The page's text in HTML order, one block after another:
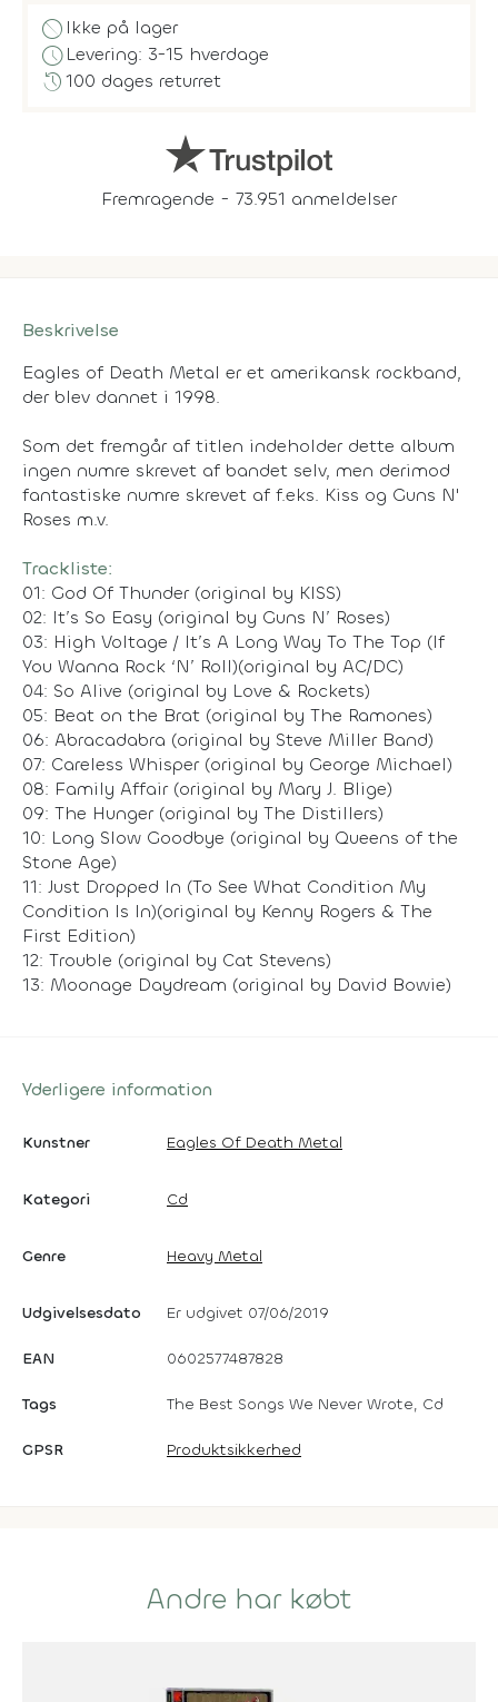
block Ikke på lager
scheduleLevering: 3-15 hverdage
history100 dages returret
Fremragende - 73.951 anmeldelser
Beskrivelse
Eagles of Death Metal er et amerikansk rockband,
der blev dannet i 1998.
Som det fremgår af titlen indeholder dette album
ingen numre skrevet af bandet selv, men derimod
fantastiske numre skrevet af f.eks. Kiss og Guns N'
Roses m.v.
Trackliste:
01: God Of Thunder (original by KISS)
02: It’s So Easy (original by Guns N’ Roses)
03: High Voltage / It’s A Long Way To The Top (If
You Wanna Rock ‘N’ Roll)(original by AC/DC)
04: So Alive (original by Love & Rockets)
05: Beat on the Brat (original by The Ramones)
06: Abracadabra (original by Steve Miller Band)
07: Careless Whisper (original by George Michael)
08: Family Affair (original by Mary J. Blige)
09: The Hunger (original by The Distillers)
10: Long Slow Goodbye (original by Queens of the
Stone Age)
11: Just Dropped In (To See What Condition My
Condition Is In)(original by Kenny Rogers & The
First Edition)
12: Trouble (original by Cat Stevens)
13: Moonage Daydream (original by David Bowie)
Yderligere information
Kunstner Eagles Of Death Metal
Kategori Cd
Genre Heavy Metal
Udgivelsesdato Er udgivet 07/06/2019
EAN 0602577487828
Tags The Best Songs We Never Wrote, Cd
GPSR Produktsikkerhed
Andre har købt